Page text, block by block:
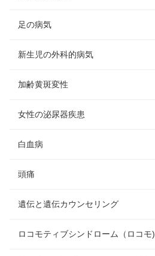
足の病気
新生児の外科的病気
加齢黄斑変性
女性の泌尿器疾患
白血病
頭痛
遺伝と遺伝カウンセリング
ロコモティブシンドローム（ロコモ)